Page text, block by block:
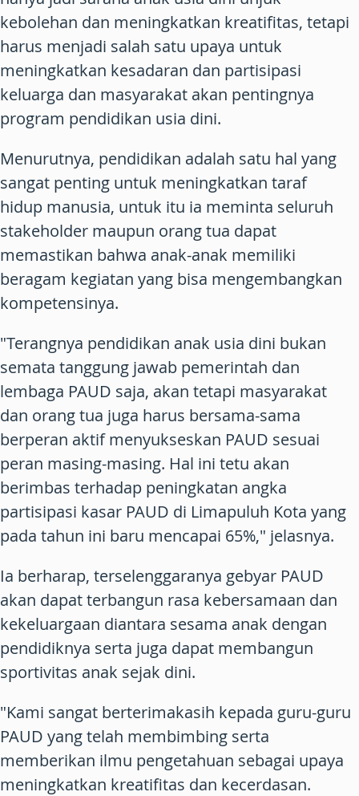
kebolehan dan meningkatkan kreatifitas, tetapi
harus menjadi salah satu upaya untuk
meningkatkan kesadaran dan partisipasi
keluarga dan masyarakat akan pentingnya
program pendidikan usia dini.
Menurutnya, pendidikan adalah satu hal yang
sangat penting untuk meningkatkan taraf
hidup manusia, untuk itu ia meminta seluruh
stakeholder maupun orang tua dapat
memastikan bahwa anak-anak memiliki
beragam kegiatan yang bisa mengembangkan
kompetensinya.
"Terangnya pendidikan anak usia dini bukan
semata tanggung jawab pemerintah dan
lembaga PAUD saja, akan tetapi masyarakat
dan orang tua juga harus bersama-sama
berperan aktif menyukseskan PAUD sesuai
peran masing-masing. Hal ini tetu akan
berimbas terhadap peningkatan angka
partisipasi kasar PAUD di Limapuluh Kota yang
pada tahun ini baru mencapai 65%," jelasnya.
Ia berharap, terselenggaranya gebyar PAUD
akan dapat terbangun rasa kebersamaan dan
kekeluargaan diantara sesama anak dengan
pendidiknya serta juga dapat membangun
sportivitas anak sejak dini.
"Kami sangat berterimakasih kepada guru-guru
PAUD yang telah membimbing serta
memberikan ilmu pengetahuan sebagai upaya
meningkatkan kreatifitas dan kecerdasan.